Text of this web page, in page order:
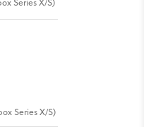
Series X/S)
Series X/S)